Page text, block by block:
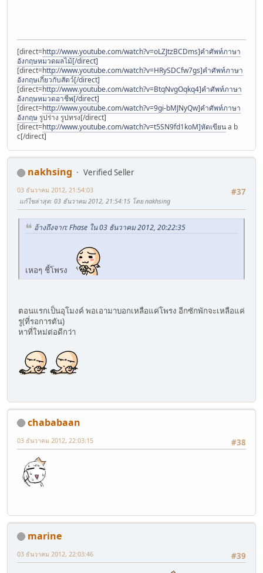
[direct=http://www.youtube.com/watch?v=oLZJtzBCDms]คำศัพท์ภาษา
อังกฤษหมวดผลไม้[/direct]
[direct=http://www.youtube.com/watch?v=HRySDCfw7gs]คำศัพท์ภาษา
อังกฤษเกี่ยวกับสัตว์[/direct]
[direct=http://www.youtube.com/watch?v=BtqNvgOqkq4]คำศัพท์ภาษา
อังกฤษหมวดอาชีพ[/direct]
[direct=http://www.youtube.com/watch?v=9gi-bMJNyQw]คำศัพท์ภาษา
อังกฤษ รูปร่าง รูปทรง[/direct]
[direct=http://www.youtube.com/watch?v=t5SN9fd1koM]หัดเขียนa b
c[/direct]
nakhsing
Verified Seller
#37
03 ธันวาคม 2012, 21:54:03
แก้ไขล่าสุด: 03 ธันวาคม 2012, 21:54:15 โดย nakhsing
อ้างถึงจาก: Fhase ใน 03 ธันวาคม 2012, 20:22:35
เหอๆ ชี้โพรง
ตอนแรกเป็นอุโมงค์ พอเอามาบอกเหลือแค่โพรง อีกซักพักจะเหลือแค่
รู(ที่รอการตัน)
หาที่ใหม่ต่อดีกว่า
chababaan
#38
03 ธันวาคม 2012, 22:03:15
marine
#39
03 ธันวาคม 2012, 22:03:46